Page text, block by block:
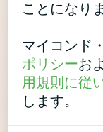
ことになり
マイコンド
ポリシーお
用規則に従
します。